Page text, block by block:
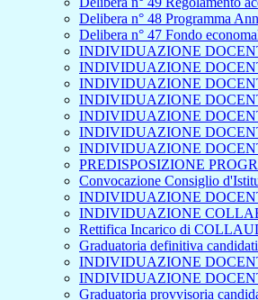
Delibera n° 48 Programma
Delibera n° 47 Fondo
INDIVIDUAZIONE
INDIVIDUAZIONE
INDIVIDUAZIONE
INDIVIDUAZIONE
INDIVIDUAZIONE
INDIVIDUAZIONE
INDIVIDUAZIONE
PREDISPOSIZIONE
Convocazione Consiglio
INDIVIDUAZIONE
INDIVIDUAZIONE
Rettifica Incarico di
Graduatoria definitiva
INDIVIDUAZIONE
INDIVIDUAZIONE
Graduatoria provvisoria